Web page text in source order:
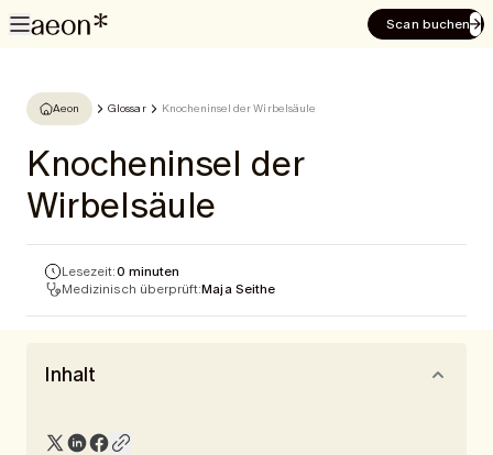
Scan buchen
Aeon Glossar Knocheninsel der Wirbelsäule
Knocheninsel der
Wirbelsäule
Lesezeit:0 minuten
Medizinisch überprüft:Maja Seithe
Inhalt